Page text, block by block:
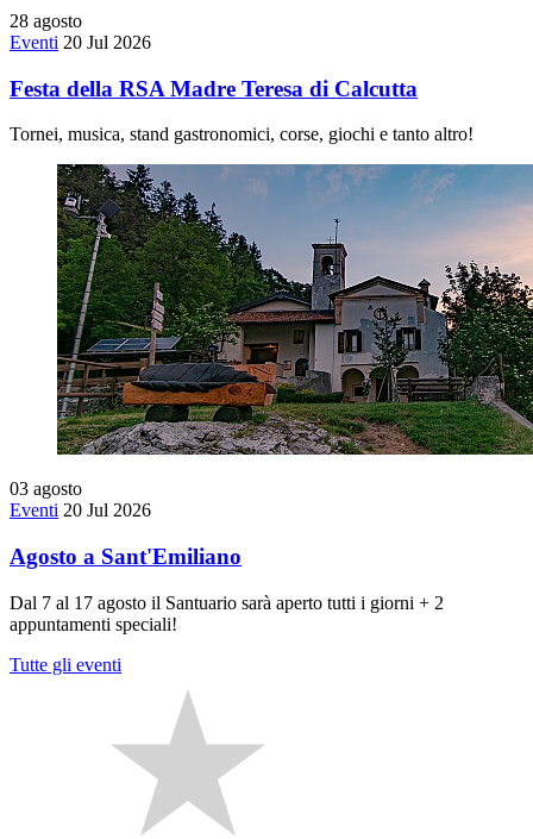
28 agosto
Eventi 20 Jul 2026
Festa della RSA Madre Teresa di Calcutta
Tornei, musica, stand gastronomici, corse, giochi e tanto altro!
03 agosto
Eventi 20 Jul 2026
Agosto a Sant'Emiliano
Dal 7 al 17 agosto il Santuario sarà aperto tutti i giorni + 2
appuntamenti speciali!
Tutte gli eventi